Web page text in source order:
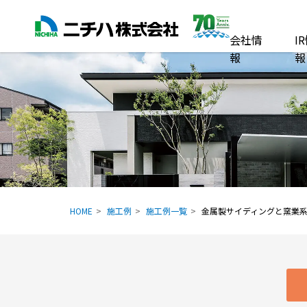
会社情
報
報
HOME 施工例 施工例一覧 金属製サイディングと窯業